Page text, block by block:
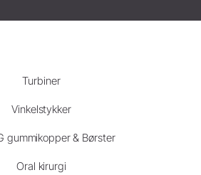
Turbiner
Vinkelstykker
gummikopper & Børster
Oral kirurgi